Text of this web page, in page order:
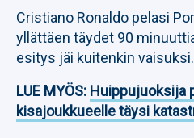
Cristiano Ronaldo pelasi
yllättäen täydet 90
esitys jäi kuitenkin vaisuksi.
LUE MYÖS: Huippujuoksija
kisajoukkueelle täysi